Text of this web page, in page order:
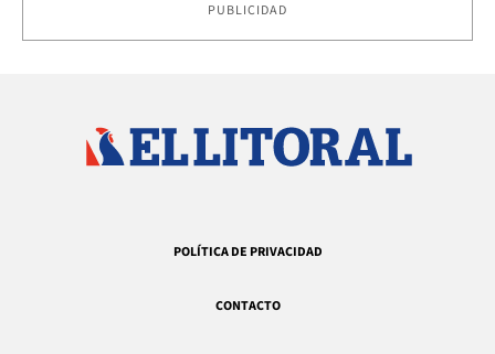
PUBLICIDAD
POLÍTICA DE PRIVACIDAD
CONTACTO